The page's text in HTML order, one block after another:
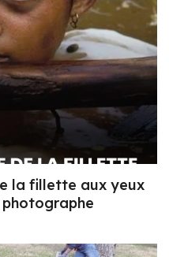
la fillette aux yeux